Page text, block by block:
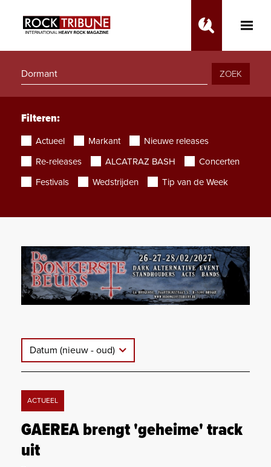
Toggle
ZOEK
Filteren:
Actueel Markant
Nieuwe releases
Re-releases
ALCATRAZ BASH
Concerten
Festivals
Wedstrijden Tip van de Week
Datum (nieuw - oud)
ACTUEEL
GAEREA brengt 'geheime' track
uit